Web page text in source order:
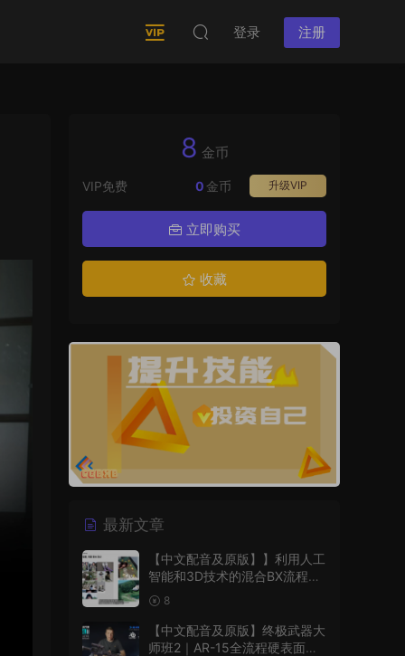
登录 注册
8 金币
VIP免费 升级VIP
0 金币
立即购买
收藏
最新文章
【中文配音及原版】】利用人工
智能和3D技术的混合BX流程和
品牌艺术设计
8
【中文配音及原版】终极武器大
师班2｜AR-15全流程硬表面王